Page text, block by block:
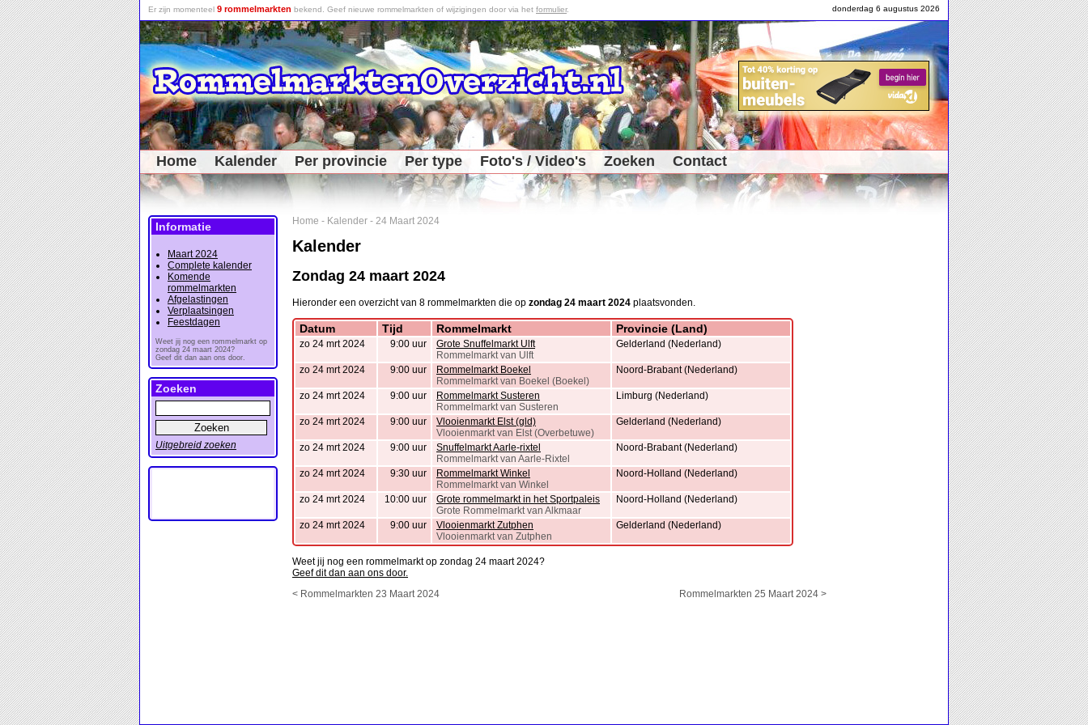
donderdag 6 augustus 2026
Er zijn momenteel 9 rommelmarkten bekend. Geef nieuwe rommelmarkten of wijzigingen door via het formulier.
Home Kalender Per provincie Per type Foto's / Video's Zoeken Contact
Home - Kalender - 24 Maart 2024
Kalender
Zondag 24 maart 2024
Hieronder een overzicht van 8 rommelmarkten die op zondag 24 maart 2024 plaatsvonden.
Datum Tijd Rommelmarkt Provincie (Land)
zo 24 mrt 2024 9:00 uur
Grote Snuffelmarkt Ulft
Rommelmarkt van Ulft
Gelderland (Nederland)
zo 24 mrt 2024 9:00 uur
Rommelmarkt Boekel
Rommelmarkt van Boekel (Boekel)
Noord-Brabant (Nederland)
zo 24 mrt 2024 9:00 uur
Rommelmarkt Susteren
Rommelmarkt van Susteren
Limburg (Nederland)
zo 24 mrt 2024 9:00 uur
Vlooienmarkt Elst (gld)
Vlooienmarkt van Elst (Overbetuwe)
Gelderland (Nederland)
zo 24 mrt 2024 9:00 uur
Snuffelmarkt Aarle-rixtel
Rommelmarkt van Aarle-Rixtel
Noord-Brabant (Nederland)
zo 24 mrt 2024 9:30 uur
Rommelmarkt Winkel
Rommelmarkt van Winkel
Noord-Holland (Nederland)
zo 24 mrt 2024 10:00 uur
Grote rommelmarkt in het Sportpaleis
Grote Rommelmarkt van Alkmaar
Noord-Holland (Nederland)
zo 24 mrt 2024 9:00 uur
Vlooienmarkt Zutphen
Vlooienmarkt van Zutphen
Gelderland (Nederland)
Weet jij nog een rommelmarkt op zondag 24 maart 2024?
Geef dit dan aan ons door.
< Rommelmarkten 23 Maart 2024
Rommelmarkten 25 Maart 2024 >
Informatie
Maart 2024
Complete kalender
Komende
rommelmarkten
Afgelastingen
Verplaatsingen
Feestdagen
Weet jij nog een rommelmarkt op
zondag 24 maart 2024?
Geef dit dan aan ons door.
Zoeken
Uitgebreid zoeken